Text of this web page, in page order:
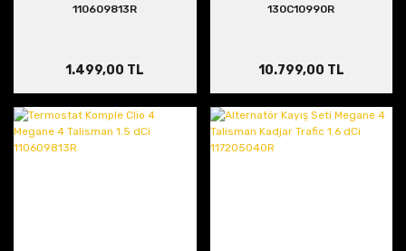
110609813R
1.499,00 TL
130C10990R
10.799,00 TL